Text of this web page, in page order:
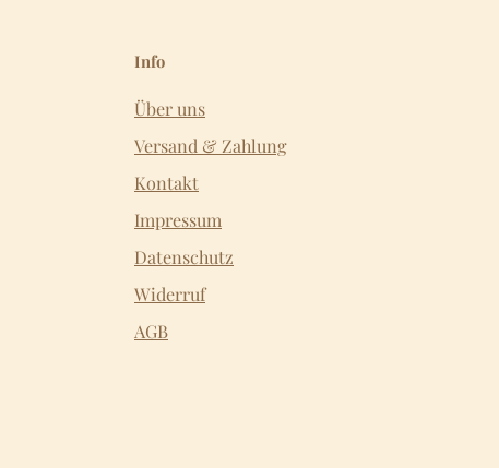
Info
Über uns
Versand & Zahlung
Kontakt
Impressum
Datenschutz
Widerruf
AGB